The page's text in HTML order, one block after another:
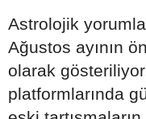
Astrolojik
Ağustos ayının
olarak
platformlarında